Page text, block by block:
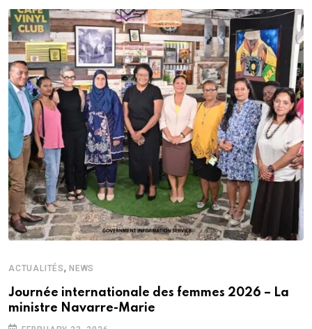
ACTUALITÉS, NEWS
Journée internationale des femmes 2026 – La
ministre Navarre-Marie